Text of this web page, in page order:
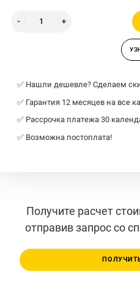
✅ Нашли дешевле? Сделаем
✅ Гарантия 12 месяцев на все
✅ Рассрочка платежа 30
✅ Возможна постоплата!
Получите расчет
отправив запрос со